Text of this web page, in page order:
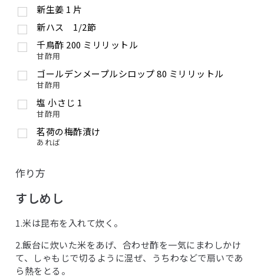
新生姜 1 片
新ハス 1/2節
千鳥酢 200 ミリリットル
甘酢用
ゴールデンメープルシロップ80 ミリリットル
甘酢用
塩 小さじ 1
甘酢用
茗荷の梅酢漬け
あれば
作り方
すしめし
1.米は昆布を入れて炊く。
2.飯台に炊いた米をあげ、合わせ酢を一気にまわしかけ
て、しゃもじで切るように混ぜ、うちわなどで扇いであ
ら熱をとる。